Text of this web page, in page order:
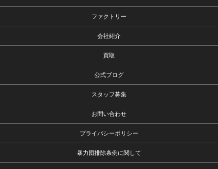
ファクトリー
会社紹介
買取
公式ブログ
スタッフ募集
お問い合わせ
プライバシーポリシー
暴力団排除条例に関して